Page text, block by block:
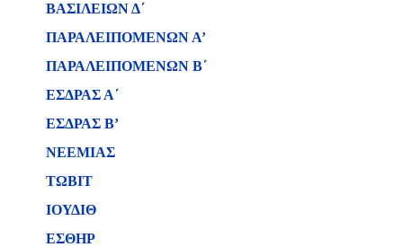
ΒΑΣΙΛΕΙΩΝ Δ΄
ΠΑΡΑΛΕΙΠΟΜΕΝΩΝ Α’
ΠΑΡΑΛΕΙΠΟΜΕΝΩΝ Β΄
ΕΣΔΡΑΣ Α΄
ΕΣΔΡΑΣ Β’
ΝΕΕΜΙΑΣ
ΤΩΒΙΤ
ΙΟΥΔΙΘ
ΕΣΘΗΡ